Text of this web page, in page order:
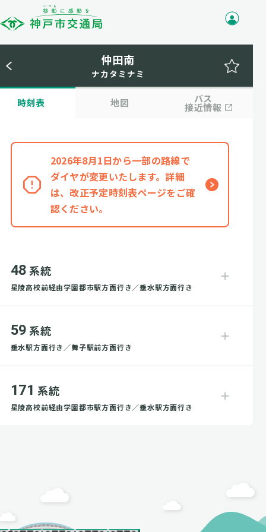
仲田南
ナカタミナミ
時刻表 地図 バス
接近情報
2026年8月1日から一部の路線で
ダイヤが変更いたします。詳細
は、改正予定時刻表ページをご確
認ください。
48 系統
星陵高校前経由学園都市駅方面行き／垂水駅方面行き
59 系統
垂水駅方面行き／舞子駅前方面行き
171 系統
星陵高校前経由学園都市駅方面行き／垂水駅方面行き